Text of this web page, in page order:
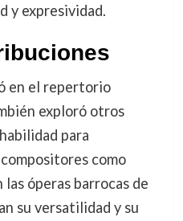
y expresividad.
en el repertorio
exploró otros
para
como
óperas barrocas de
su versatilidad y su